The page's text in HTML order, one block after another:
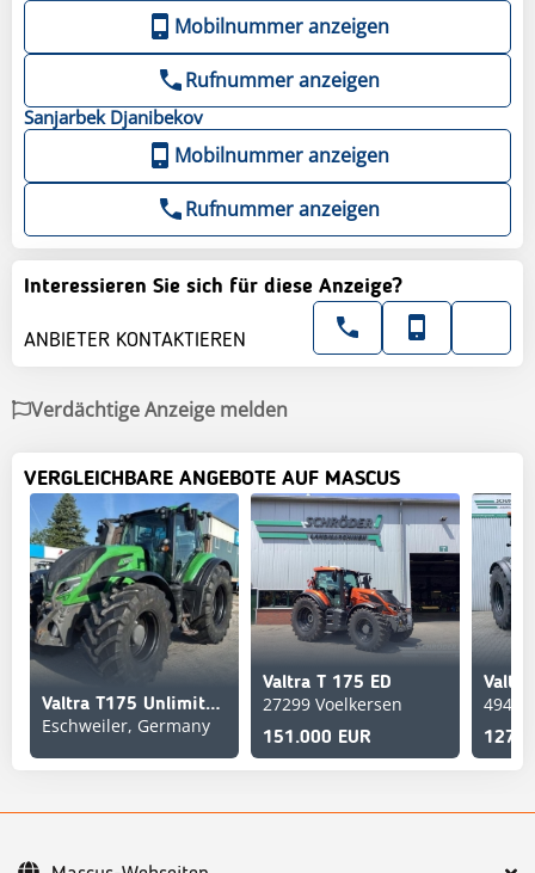
Mobilnummer anzeigen
Rufnummer anzeigen
Sanjarbek Djanibekov
Mobilnummer anzeigen
Rufnummer anzeigen
Interessieren Sie sich für diese Anzeige?
ANBIETER KONTAKTIEREN
Verdächtige Anzeige melden
VERGLEICHBARE ANGEBOTE AUF MASCUS
Valtra T175 Unlimited Tractor
Eschweiler, Germany
Valtra T 175 ED
27299 Voelkersen
151.000 EUR
Valtra